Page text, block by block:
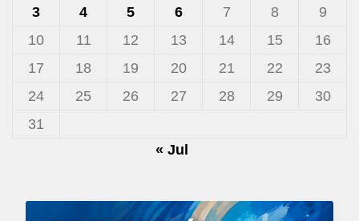
3
4 5 6 7 8
9
10
11 12 13 14 15
16
17
18 19 20 21 22
23
24
25 26 27 28 29
30
31
« Jul